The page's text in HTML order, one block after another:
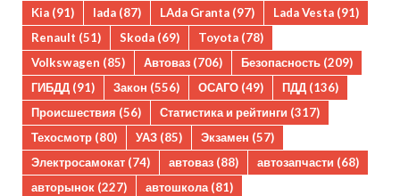
Kia (91) lada (87) LAda Granta (97) Lada Vesta (91)
Renault (51) Skoda (69) Toyota (78)
Volkswagen (85) Автоваз (706) Безопасность (209)
ГИБДД (91) Закон (556) ОСАГО (49) ПДД (136)
Происшествия (56) Статистика и рейтинги (317)
Техосмотр (80) УАЗ (85) Экзамен (57)
Электросамокат (74) автоваз (88) автозапчасти (68)
авторынок (227) автошкола(81)